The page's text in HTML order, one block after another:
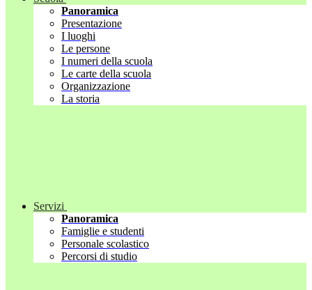
Panoramica
Presentazione
I luoghi
Le persone
I numeri della scuola
Le carte della scuola
Organizzazione
La storia
Servizi
Panoramica
Famiglie e studenti
Personale scolastico
Percorsi di studio